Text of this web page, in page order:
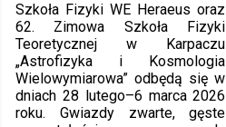
Szkoła Fizyki WE Heraeus oraz
62. Zimowa Szkoła Fizyki
Teoretycznej w Karpaczu
„Astrofizyka i Kosmologia
Wielowymiarowa” odbędą się w
dniach 28 lutego–6 marca 2026
roku. Gwiazdy zwarte, gęste